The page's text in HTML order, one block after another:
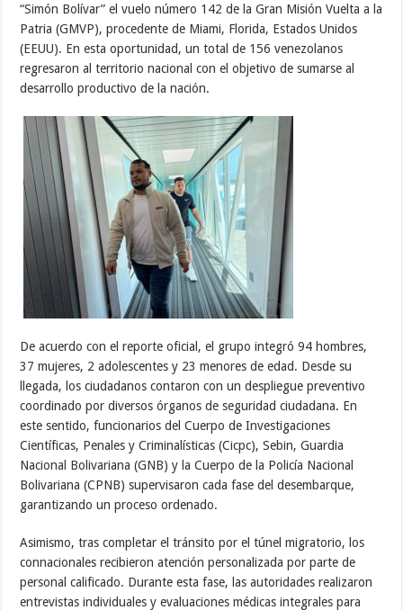
“Simón Bolívar” el vuelo número 142 de la Gran Misión Vuelta a la
Patria (GMVP), procedente de Miami, Florida, Estados Unidos
(EEUU). En esta oportunidad, un total de 156 venezolanos
regresaron al territorio nacional con el objetivo de sumarse al
desarrollo productivo de la nación.
De acuerdo con el reporte oficial, el grupo integró 94 hombres,
37 mujeres, 2 adolescentes y 23 menores de edad. Desde su
llegada, los ciudadanos contaron con un despliegue preventivo
coordinado por diversos órganos de seguridad ciudadana. En
este sentido, funcionarios del Cuerpo de Investigaciones
Científicas, Penales y Criminalísticas (Cicpc), Sebin, Guardia
Nacional Bolivariana (GNB) y la Cuerpo de la Policía Nacional
Bolivariana (CPNB) supervisaron cada fase del desembarque,
garantizando un proceso ordenado.
Asimismo, tras completar el tránsito por el túnel migratorio, los
connacionales recibieron atención personalizada por parte de
personal calificado. Durante esta fase, las autoridades realizaron
entrevistas individuales y evaluaciones médicas integrales para